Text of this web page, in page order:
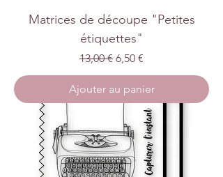
Matrices de découpe "Petites
étiquettes"
Prix original
13,00 € Prix promotionnel
6,50 €
Ajouter au panier